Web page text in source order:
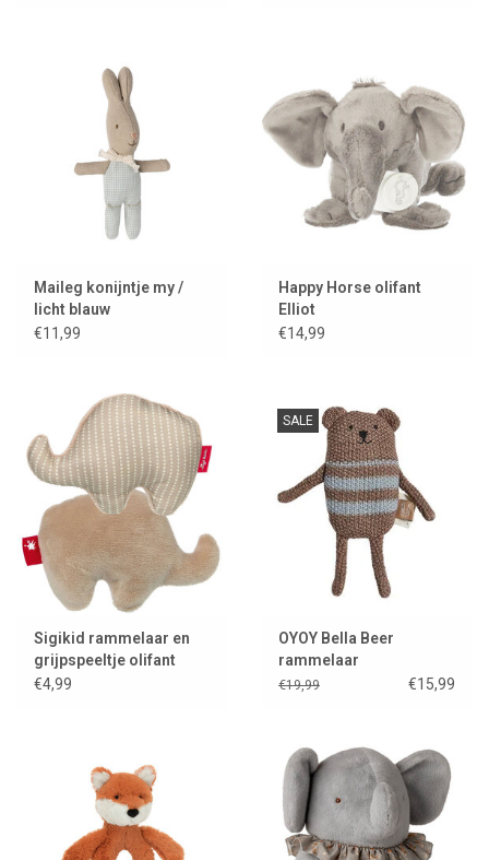
Maileg konijntje my /
licht blauw
€11,99
Happy Horse olifant
Elliot
€14,99
Sigikid rammelaar en
grijpspeeltje olifant
€4,99
SALE
OYOY Bella Beer
rammelaar
€19,99 €15,99